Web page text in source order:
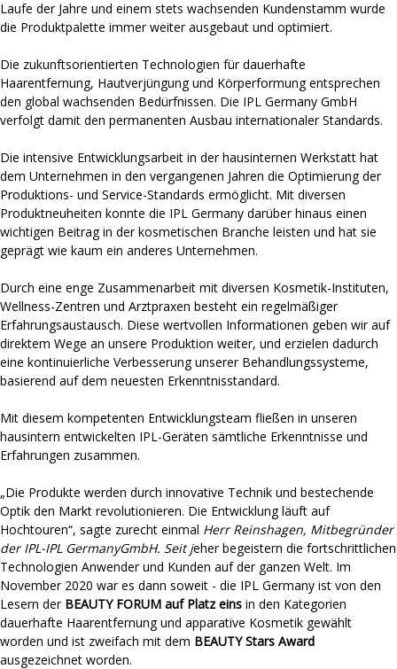
Laufe der Jahre und einem stets wachsenden Kundenstamm wurde
die Produktpalette immer weiter ausgebaut und optimiert.
Die zukunftsorientierten Technologien für dauerhafte
Haarentfernung, Hautverjüngung und Körperformung entsprechen
den global wachsenden Bedürfnissen. Die IPL Germany GmbH
verfolgt damit den permanenten Ausbau internationaler Standards.
Die intensive Entwicklungsarbeit in der hausinternen Werkstatt hat
dem Unternehmen in den vergangenen Jahren die Optimierung der
Produktions- und Service-Standards ermöglicht. Mit diversen
Produktneuheiten konnte die IPL Germany darüber hinaus einen
wichtigen Beitrag in der kosmetischen Branche leisten und hat sie
geprägt wie kaum ein anderes Unternehmen.
Durch eine enge Zusammenarbeit mit diversen Kosmetik-Instituten,
Wellness-Zentren und Arztpraxen besteht ein regelmäßiger
Erfahrungsaustausch. Diese wertvollen Informationen geben wir auf
direktem Wege an unsere Produktion weiter, und erzielen dadurch
eine kontinuierliche Verbesserung unserer Behandlungssysteme,
basierend auf dem neuesten Erkenntnisstandard.
Mit diesem kompetenten Entwicklungsteam fließen in unseren
hausintern entwickelten IPL-Geräten sämtliche Erkenntnisse und
Erfahrungen zusammen.
„Die Produkte werden durch innovative Technik und bestechende
Optik den Markt revolutionieren. Die Entwicklung läuft auf
Hochtouren“, sagte zurecht einmal Herr Reinshagen, Mitbegründer
der IPL-IPL GermanyGmbH. Seit jeher begeistern die fortschrittlichen
Technologien Anwender und Kunden auf der ganzen Welt. Im
November 2020 war es dann soweit - die IPL Germany ist von den
Lesern der BEAUTY FORUM auf Platz eins in den Kategorien
dauerhafte Haarentfernung und apparative Kosmetik gewählt
worden und ist zweifach mit dem BEAUTY Stars Award
ausgezeichnet worden.